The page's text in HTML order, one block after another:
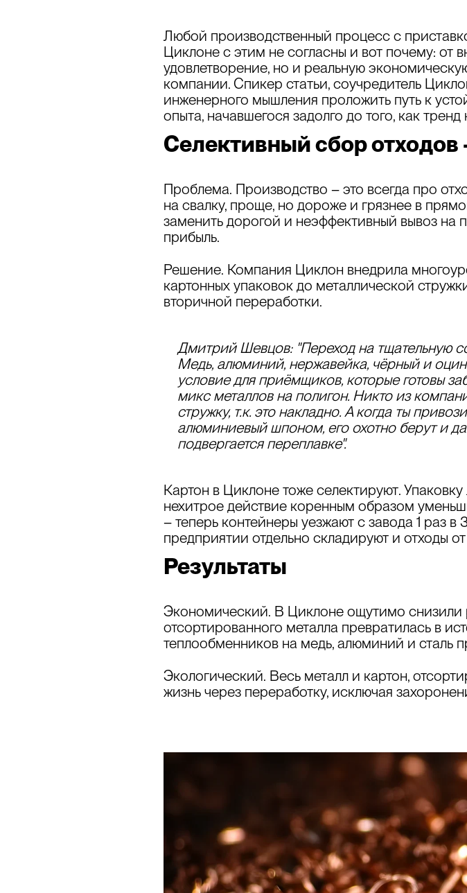
Любой производственный процесс с
Циклоне с этим не согласны и вот почему: от
удовлетворение, но и реальную
компании. Спикер статьи, соучредитель
инженерного мышления проложить путь к
опыта, начавшегося задолго до того, как
Селективный сбор отходов
Проблема. Производство – это всегда про
на свалку, проще, но дороже и грязнее в
заменить дорогой и неэффективный вывоз на
прибыль.
Решение. Компания Циклон внедрила
картонных упаковок до металлической
вторичной переработки.
Дмитрий Шевцов: "Переход на тщательную
Медь, алюминий, нержавейка, чёрный и
условие для приёмщиков, которые готовы
микс металлов на полигон. Никто из
стружку, т.к. это накладно. А когда ты
алюминиевый шпоном, его охотно берут и
подвергается переплавке".
Картон в Циклоне тоже селектируют.
нехитрое действие коренным образом
– теперь контейнеры уезжают с завода 1 раз
предприятии отдельно складируют и отходы
Результаты
Экономический. В Циклоне ощутимо снизили
отсортированного металла превратилась в
теплообменников на медь, алюминий и сталь
Экологический. Весь металл и картон,
жизнь через переработку, исключая